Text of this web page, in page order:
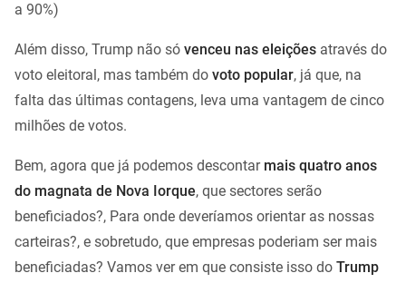
a 90%)
Além disso, Trump não só venceu nas eleições através do
voto eleitoral, mas também do voto popular, já que, na
falta das últimas contagens, leva uma vantagem de cinco
milhões de votos.
Bem, agora que já podemos descontar mais quatro anos
do magnata de Nova Iorque, que sectores serão
beneficiados?, Para onde deveríamos orientar as nossas
carteiras?, e sobretudo, que empresas poderiam ser mais
beneficiadas? Vamos ver em que consiste isso do Trump